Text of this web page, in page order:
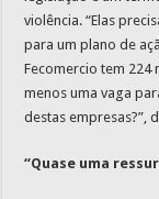
violência. “Elas
para um plano de
Fecomercio tem 224
menos uma vaga
destas empresas?”,
“Quase uma